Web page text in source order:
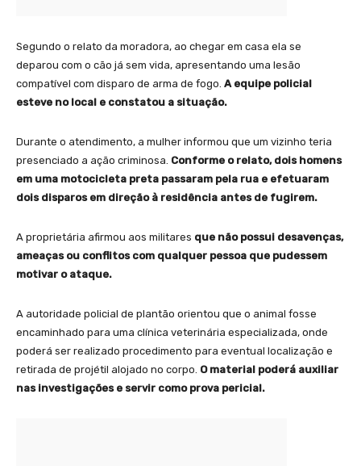
Segundo o relato da moradora, ao chegar em casa ela se
deparou com o cão já sem vida, apresentando uma lesão
compatível com disparo de arma de fogo. A equipe policial
esteve no local e constatou a situação.
Durante o atendimento, a mulher informou que um vizinho teria
presenciado a ação criminosa. Conforme o relato, dois homens
em uma motocicleta preta passaram pela rua e efetuaram
dois disparos em direção à residência antes de fugirem.
A proprietária afirmou aos militares que não possui desavenças,
ameaças ou conflitos com qualquer pessoa que pudessem
motivar o ataque.
A autoridade policial de plantão orientou que o animal fosse
encaminhado para uma clínica veterinária especializada, onde
poderá ser realizado procedimento para eventual localização e
retirada de projétil alojado no corpo. O material poderá auxiliar
nas investigações e servir como prova pericial.